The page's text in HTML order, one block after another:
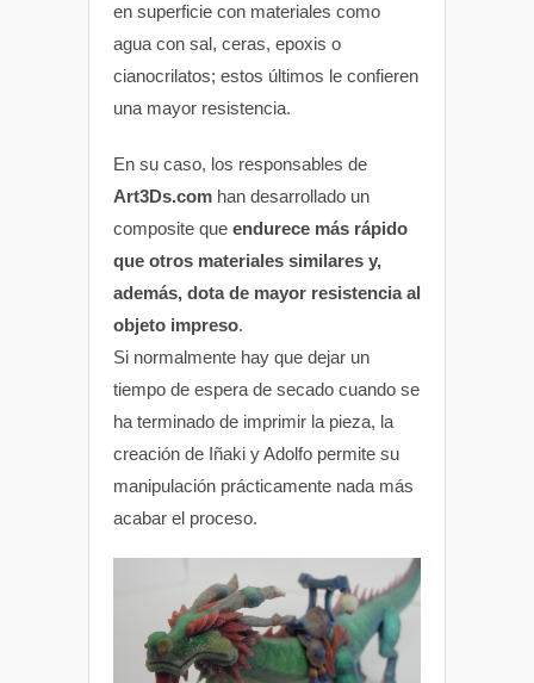
en superficie con materiales como
agua con sal, ceras, epoxis o
cianocrilatos; estos últimos le confieren
una mayor resistencia.
En su caso, los responsables de
Art3Ds.com han desarrollado un
composite que endurece más rápido
que otros materiales similares y,
además, dota de mayor resistencia al
objeto impreso.
Si normalmente hay que dejar un
tiempo de espera de secado cuando se
ha terminado de imprimir la pieza, la
creación de Iñaki y Adolfo permite su
manipulación prácticamente nada más
acabar el proceso.